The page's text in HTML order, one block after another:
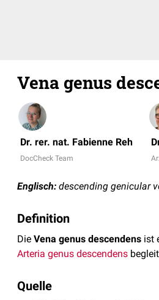
Vena genus
Dr. rer. nat. Fabienne Reh
DocCheck Team
Englisch: descending genicular
Definition
Die Vena genus descendens ist
Arteria genus descendens
Quelle